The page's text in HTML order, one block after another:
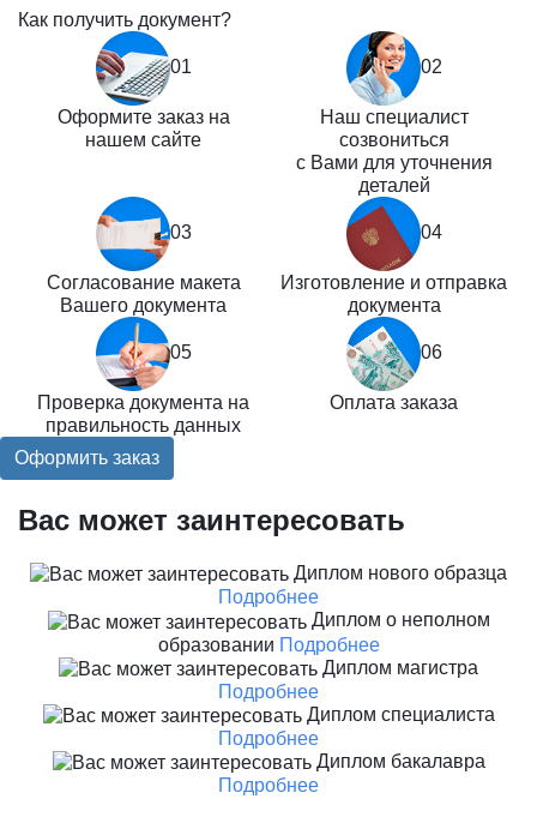
Как получить документ?
01
Оформите заказ на
нашем сайте
02
Наш специалист
созвониться
с Вами для уточнения
деталей
03
Согласование макета
Вашего документа
04
Изготовление и отправка
документа
05
Проверка документа на
правильность данных
06
Оплата заказа
Оформить заказ
Вас может заинтересовать
Диплом нового образца
Подробнее
Диплом о неполном
образовании Подробнее
Диплом магистра
Подробнее
Диплом специалиста
Подробнее
Диплом бакалавра
Подробнее